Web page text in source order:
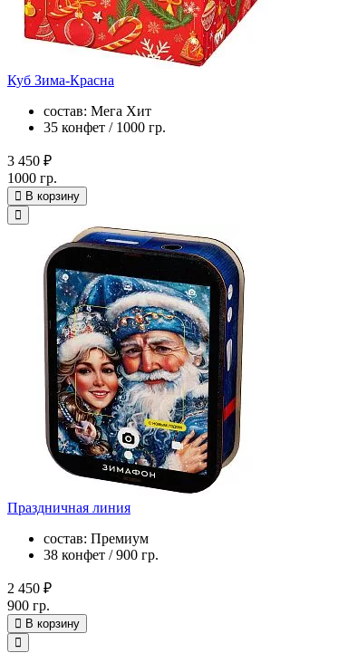
Куб Зима-Красна
состав: Мега Хит
35 конфет / 1000 гр.
3 450 ₽
1000 гр.
В корзину
Праздничная линия
состав: Премиум
38 конфет / 900 гр.
2 450 ₽
900 гр.
В корзину